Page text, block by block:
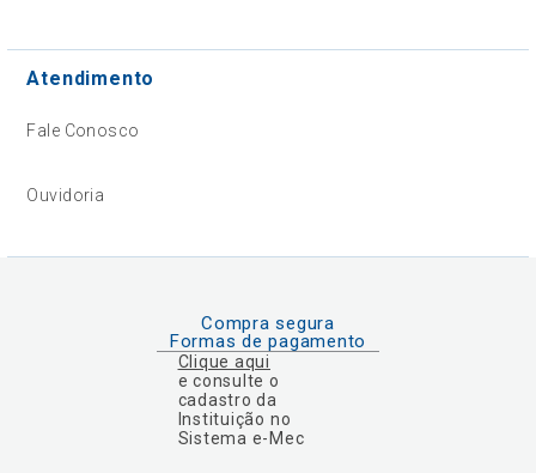
Atendimento
Fale Conosco
Ouvidoria
Compra segura
Formas de pagamento
Clique aqui
e consulte o
cadastro da
Instituição no
Sistema e-Mec